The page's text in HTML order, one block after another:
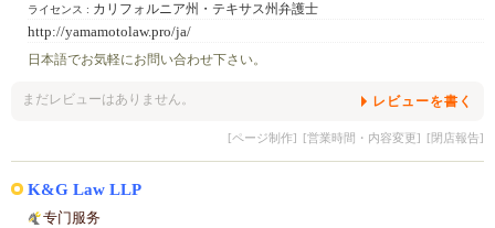
ライセンス : カリフォルニア州・テキサス州弁護士
http://yamamotolaw.pro/ja/
日本語でお気軽にお問い合わせ下さい。
まだレビューはありません。 レビューを書く
[ページ制作] [営業時間・内容変更] [閉店報告]
K&G Law LLP
专门服务